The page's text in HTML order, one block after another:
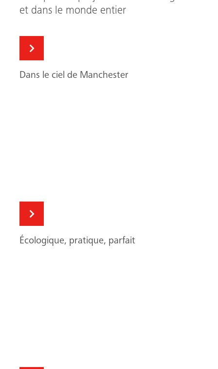
et dans le monde entier
Dans le ciel de Manchester
Écologique, pratique, parfait